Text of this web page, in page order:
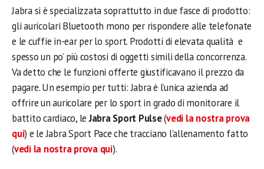
Jabra si è specializzata soprattutto in due fasce di prodotto:
gli auricolari Bluetooth mono per rispondere alle telefonate
e le cuffie in-ear per lo sport. Prodotti di elevata qualità e
spesso un po’ più costosi di oggetti simili della concorrenza.
Va detto che le funzioni offerte giustificavano il prezzo da
pagare. Un esempio per tutti: Jabra è l’unica azienda ad
offrire un auricolare per lo sport in grado di monitorare il
battito cardiaco, leJabra Sport Pulse(vedi la nostra prova
qui) e le Jabra Sport Pace che tracciano l’allenamento fatto
(vedi la nostra prova qui).